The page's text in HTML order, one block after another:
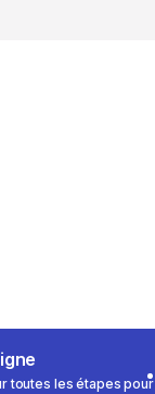
toutes les étapes pour